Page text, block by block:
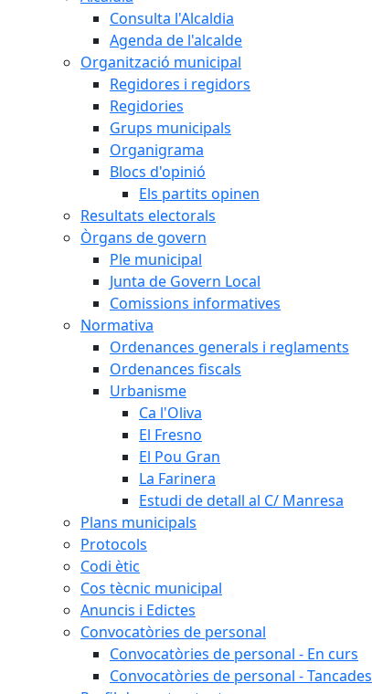
Consulta l'Alcaldia
Agenda de l'alcalde
Organització municipal
Regidores i regidors
Regidories
Grups municipals
Organigrama
Blocs d'opinió
Els partits opinen
Resultats electorals
Òrgans de govern
Ple municipal
Junta de Govern Local
Comissions informatives
Normativa
Ordenances generals i reglaments
Ordenances fiscals
Urbanisme
Ca l'Oliva
El Fresno
El Pou Gran
La Farinera
Estudi de detall al C/ Manresa
Plans municipals
Protocols
Codi ètic
Cos tècnic municipal
Anuncis i Edictes
Convocatòries de personal
Convocatòries de personal - En curs
Convocatòries de personal - Tancades